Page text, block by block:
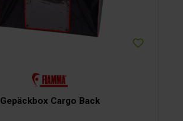
Gepäckbox Cargo Back